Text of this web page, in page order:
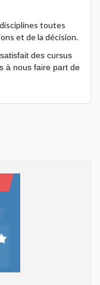
toutes
et de la décision.
satisfait des cursus
à nous faire part de